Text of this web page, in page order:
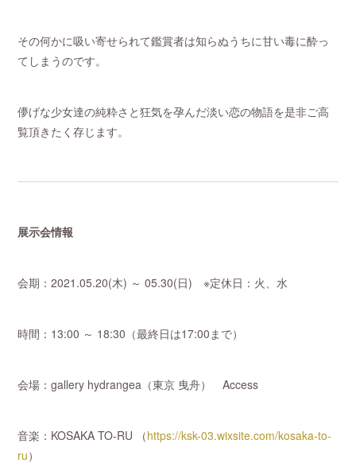
その何かに吸い寄せられて鑑賞者は知らぬうちに甘い毒に酔っ
てしまうのです。
儚げな少女達の純粋さと狂気を孕んだ淡い恋の物語を是非ご高
覧頂きたく存じます。
展示会情報
会期：2021.05.20(木) ～ 05.30(日) ※定休日：火、水
時間：13:00 ～ 18:30（最終日は17:00まで）
会場：gallery hydrangea（東京 曳舟） Access
音楽：KOSAKA TO-RU （https://ksk-03.wixsite.com/kosaka-to-
ru）